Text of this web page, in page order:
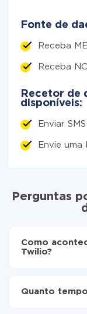
Fonte de
Receba
Receba
Recetor de
disponíveis:
Enviar SMS
Envie uma
Perguntas
Como
Twilio?
Ative a
Quanto